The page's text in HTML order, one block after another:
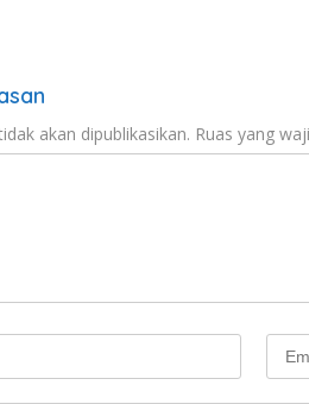
akan dipublikasikan. Ruas yang